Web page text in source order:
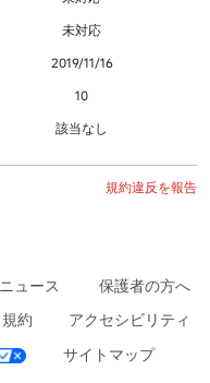
未対応
2019/11/16
10
該当なし
規約違反を報告
ニュース
保護者の方へ
規約
アクセシビリティ
サイトマップ